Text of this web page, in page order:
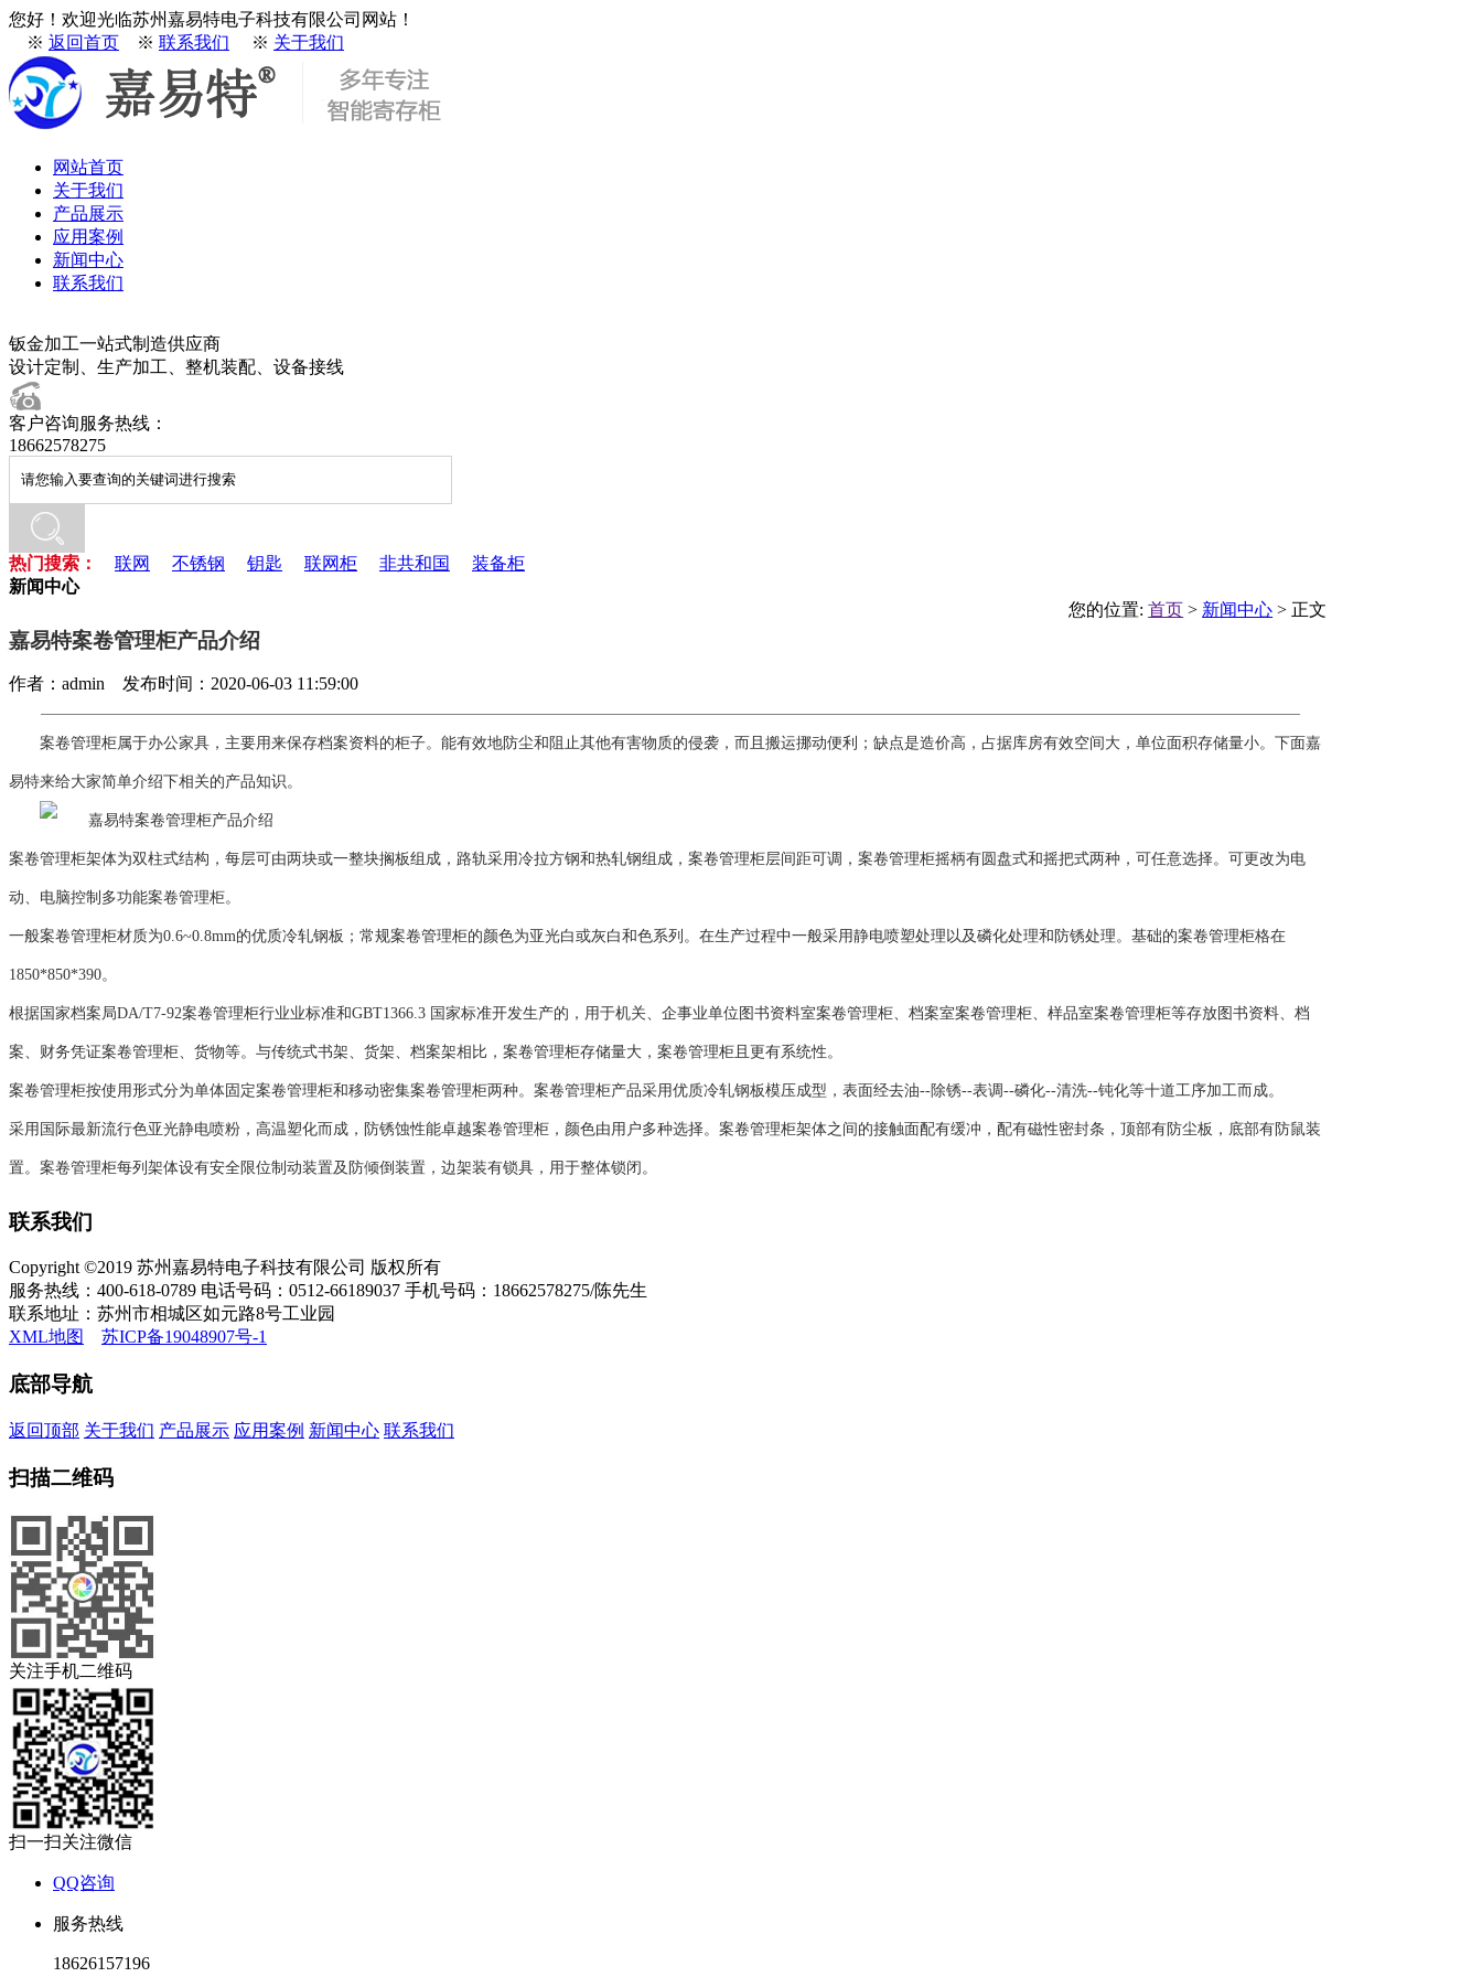
您好！欢迎光临苏州嘉易特电子科技有限公司网站！
※ 返回首页 ※ 联系我们 ※ 关于我们
网站首页
关于我们
产品展示
应用案例
新闻中心
联系我们
钣金加工一站式制造供应商
设计定制、生产加工、整机装配、设备接线
客户咨询服务热线：
18662578275
热门搜索： 联网 不锈钢 钥匙 联网柜 非共和国
装备柜
新闻中心
您的位置:首页 > 新闻中心 > 正文
嘉易特案卷管理柜产品介绍
作者：admin 发布时间：2020-06-03 11:59:00
案卷管理柜属于办公家具，主要用来保存档案资料的柜子。能有效地防尘和阻止其他有害物质的侵袭，而且搬运挪动便利；缺点是造价高，占据库房有效空间大，单位面积存储量小。下面嘉
易特来给大家简单介绍下相关的产品知识。
案卷管理柜架体为双柱式结构，每层可由两块或一整块搁板组成，路轨采用冷拉方钢和热轧钢组成，案卷管理柜层间距可调，案卷管理柜摇柄有圆盘式和摇把式两种，可任意选择。可更改为电
动、电脑控制多功能案卷管理柜。
一般案卷管理柜材质为0.6~0.8mm的优质冷轧钢板；常规案卷管理柜的颜色为亚光白或灰白和色系列。在生产过程中一般采用静电喷塑处理以及磷化处理和防锈处理。基础的案卷管理柜格在
1850*850*390。
根据国家档案局DA/T7-92案卷管理柜行业业标准和GBT1366.3 国家标准开发生产的，用于机关、企事业单位图书资料室案卷管理柜、档案室案卷管理柜、样品室案卷管理柜等存放图书资料、档
案、财务凭证案卷管理柜、货物等。与传统式书架、货架、档案架相比，案卷管理柜存储量大，案卷管理柜且更有系统性。
案卷管理柜按使用形式分为单体固定案卷管理柜和移动密集案卷管理柜两种。案卷管理柜产品采用优质冷轧钢板模压成型，表面经去油--除锈--表调--磷化--清洗--钝化等十道工序加工而成。
采用国际最新流行色亚光静电喷粉，高温塑化而成，防锈蚀性能卓越案卷管理柜，颜色由用户多种选择。案卷管理柜架体之间的接触面配有缓冲，配有磁性密封条，顶部有防尘板，底部有防鼠装
置。案卷管理柜每列架体设有安全限位制动装置及防倾倒装置，边架装有锁具，用于整体锁闭。
联系我们
Copyright ©2019 苏州嘉易特电子科技有限公司 版权所有
服务热线：400-618-0789 电话号码：0512-66189037 手机号码：18662578275/陈先生
联系地址：苏州市相城区如元路8号工业园
XML地图
苏ICP备19048907号-1
底部导航
返回顶部 关于我们 产品展示 应用案例 新闻中心 联系我们
扫描二维码
关注手机二维码
扫一扫关注微信
QQ咨询
服务热线
18626157196